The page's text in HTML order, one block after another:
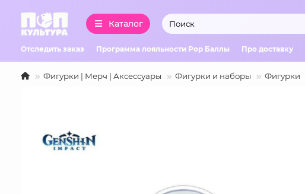
Каталог
Отследить заказ Программа лояльности Pop Баллы Про доставку
Фигурки | Мерч | Аксессуары Фигурки и наборы Фигурки